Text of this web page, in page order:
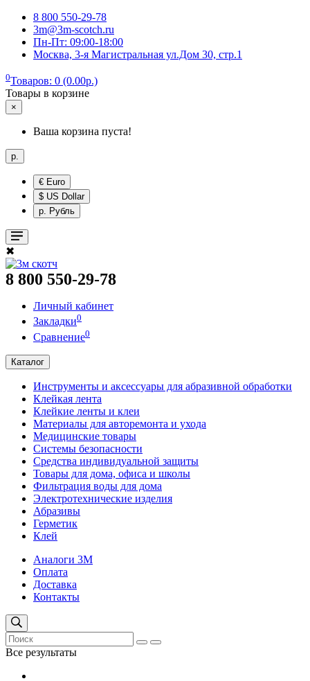
8 800 550-29-78
3m@3m-scotch.ru
Пн-Пт: 09:00-18:00
Москва, 3-я Магистральная ул.Дом 30, стр.1
0Товаров: 0 (0.00р.)
Товары в корзине
×
Ваша корзина пуста!
р.
€ Euro
$ US Dollar
р. Рубль
✖
8 800 550-29-78
Личный кабинет
Закладки0
Сравнение0
Каталог
Инструменты и аксессуары для абразивной обработки
Клейкая лента
Клейкие ленты и клеи
Материалы для авторемонта и ухода
Медицинские товары
Системы безопасности
Средства индивидуальной защиты
Товары для дома, офиса и школы
Фильтрация воды для дома
Электротехнические изделия
Абразивы
Герметик
Клей
Аналоги 3М
Оплата
Доставка
Контакты
Все результаты